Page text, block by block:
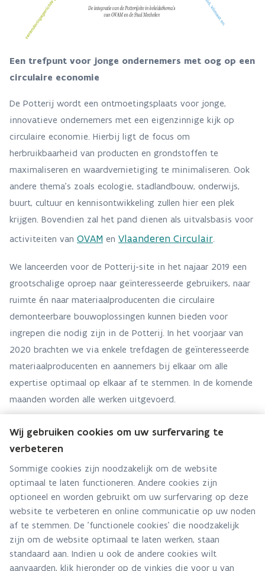
Een trefpunt voor jonge ondernemers met oog op een
circulaire economie
De Potterij wordt een ontmoetingsplaats voor jonge,
innovatieve ondernemers met een eigenzinnige kijk op
circulaire economie. Hierbij ligt de focus om
herbruikbaarheid van producten en grondstoffen te
maximaliseren en waardvernietiging te minimaliseren. Ook
andere thema’s zoals ecologie, stadlandbouw, onderwijs,
buurt, cultuur en kennisontwikkeling zullen hier een plek
krijgen. Bovendien zal het pand dienen als uitvalsbasis voor
activiteiten van OVAM en Vlaanderen Circulair.
We lanceerden voor de Potterij-site in het najaar 2019 een
grootschalige oproep naar geïnteresseerde gebruikers, naar
ruimte én naar materiaalproducenten die circulaire
demonteerbare bouwoplossingen kunnen bieden voor
ingrepen die nodig zijn in de Potterij. In het voorjaar van
2020 brachten we via enkele trefdagen de geïnteresseerde
materiaalproducenten en aannemers bij elkaar om alle
expertise optimaal op elkaar af te stemmen. In de komende
maanden worden alle werken uitgevoerd.
Team bouw
Hebt u een vraag voor dit team? Stel ze hier:
Via contact formulier
Alle contactgegevens
Adres
Wij gebruiken cookies om uw surfervaring te
verbeteren
Sommige cookies zijn noodzakelijk om de website
optimaal te laten functioneren. Andere cookies zijn
optioneel en worden gebruikt om uw surfervaring op deze
website te verbeteren en online communicatie op uw noden
af te stemmen. De 'functionele cookies' die noodzakelijk
zijn om de website optimaal te laten werken, staan
standaard aan. Indien u ook de andere cookies wilt
aanvaarden, klik hieronder op de vinkjes die voor u van